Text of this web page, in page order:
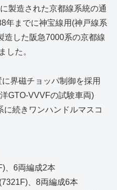
製造された京都線系統の通
年までに神宝線用(神戸線系
造した阪急7000系の京都線
した。
界磁チョッパ制御を採用
GTO-VVVFの試験車両)
に続きワンハンドルマスコ
、6両編成2本
、8両編成6本